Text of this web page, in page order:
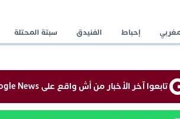
إحباط الفنيدق سبتة المحتلة
تابعوا آخر الأخبار من أش واقع على Google News